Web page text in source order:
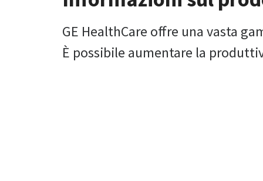
GE HealthCare offre una vasta
È possibile aumentare la